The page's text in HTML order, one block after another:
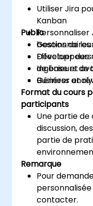
Utiliser Jira
Kanban
besoins de
Effectuer des
de base et
Générer et
Public
Ingénieurs de
Business
Format du cours
participants
Une partie de
discussion,
partie de
Remarque
Pour
contacter.